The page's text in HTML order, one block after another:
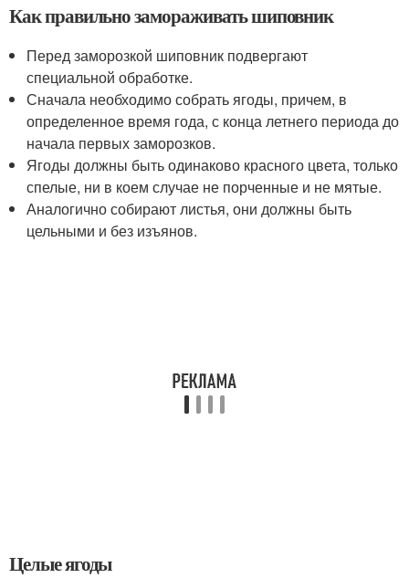
Как правильно замораживать шиповник
Перед заморозкой шиповник подвергают
специальной обработке.
Сначала необходимо собрать ягоды, причем, в
определенное время года, с конца летнего периода до
начала первых заморозков.
Ягоды должны быть одинаково красного цвета, только
спелые, ни в коем случае не порченные и не мятые.
Аналогично собирают листья, они должны быть
цельными и без изъянов.
Целые ягоды